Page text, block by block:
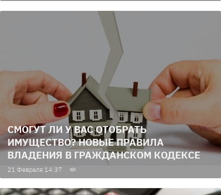
СМОГУТ ЛИ У ВАС ОТОБРАТЬ
ИМУЩЕСТВО? НОВЫЕ ПРАВИЛА
ВЛАДЕНИЯ В ГРАЖДАНСКОМ КОДЕКСЕ
21 Февраля 14:37